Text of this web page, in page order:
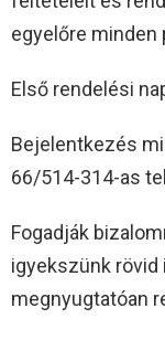
egyelőre minden
Első rendelési
Bejelentkezés
66/514-314-as
Fogadják
igyekszünk rövid
megnyugtatóan